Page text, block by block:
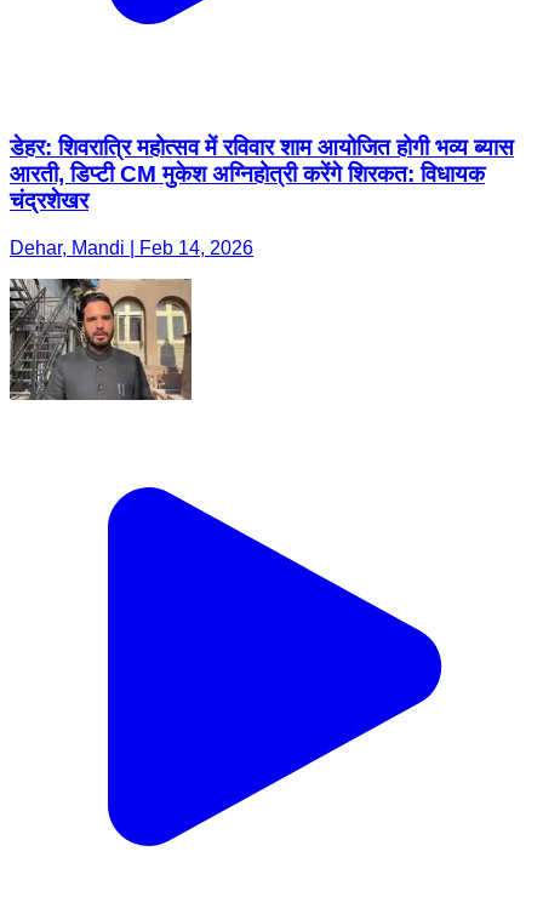
डेहर: शिवरात्रि महोत्सव में रविवार शाम आयोजित होगी भव्य ब्यास
आरती, डिप्टी CM मुकेश अग्निहोत्री करेंगे शिरकत: विधायक
चंद्रशेखर
Dehar, Mandi | Feb 14, 2026